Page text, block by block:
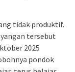
tidak produktif.
tersebut
2025
pondok